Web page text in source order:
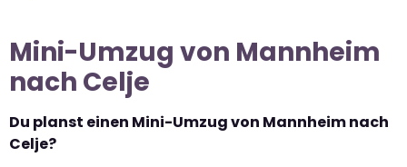
Mini-Umzug von Mannheim
nach Celje
Du planst einen Mini-Umzug von Mannheim nach
Celje?